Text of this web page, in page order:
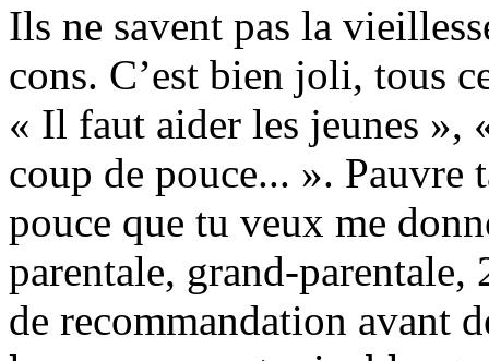
Ils ne savent pas la
cons. C’est bien joli, tous
« Il faut aider les jeunes »,
coup de pouce... ». Pauvre
pouce que tu veux me
parentale, grand-parentale,
de recommandation avant